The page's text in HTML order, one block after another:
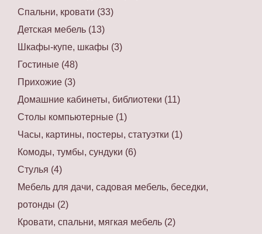
Спальни, кровати (33)
Детская мебель (13)
Шкафы-купе, шкафы (3)
Гостиные (48)
Прихожие (3)
Домашние кабинеты, библиотеки (11)
Столы компьютерные (1)
Часы, картины, постеры, статуэтки (1)
Комоды, тумбы, сундуки (6)
Стулья (4)
Мебель для дачи, садовая мебель, беседки,
ротонды (2)
Кровати, спальни, мягкая мебель (2)